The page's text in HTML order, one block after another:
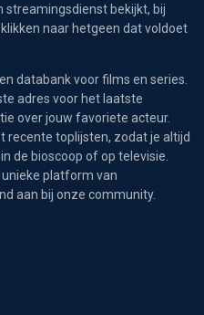
streamingsdienst bekijkt, bij
naar hetgeen dat voldoet
databank voor films en series.
adres voor het laatste
over jouw favoriete acteur.
recente toplijsten, zodat je altijd
de bioscoop of op televisie.
platform van
aan bij onze community.